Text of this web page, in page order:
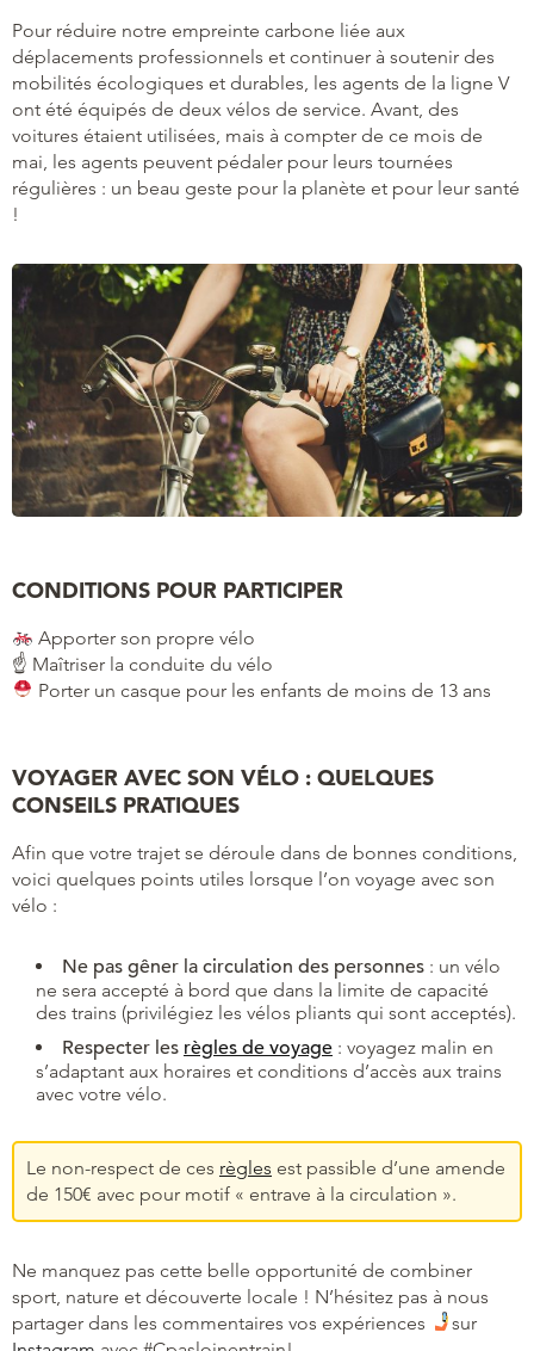
Pour réduire notre empreinte carbone liée aux
déplacements professionnels et continuer à soutenir des
mobilités écologiques et durables, les agents de la ligne V
ont été équipés de deux vélos de service. Avant, des
voitures étaient utilisées, mais à compter de ce mois de
mai, les agents peuvent pédaler pour leurs tournées
régulières : un beau geste pour la planète et pour leur santé
!
CONDITIONS POUR PARTICIPER
Apporter son propre vélo
☝️ Maîtriser la conduite du vélo
Porter un casque pour les enfants de moins de 13 ans
VOYAGER AVEC SON VÉLO : QUELQUES
CONSEILS PRATIQUES
Afin que votre trajet se déroule dans de bonnes conditions,
voici quelques points utiles lorsque l’on voyage avec son
vélo :
Ne pas gêner la circulation des personnes : un vélo
ne sera accepté à bord que dans la limite de capacité
des trains (privilégiez les vélos pliants qui sont acceptés).
Respecter les règles de voyage : voyagez malin en
s’adaptant aux horaires et conditions d’accès aux trains
avec votre vélo.
Le non-respect de ces règles est passible d’une amende
de 150€ avec pour motif « entrave à la circulation ».
Ne manquez pas cette belle opportunité de combiner
sport, nature et découverte locale ! N’hésitez pas à nous
partager dans les commentaires vos expériences
sur